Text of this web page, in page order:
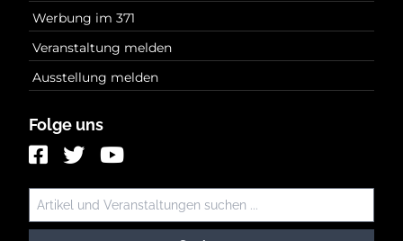
Werbung im 371
Veranstaltung melden
Ausstellung melden
Folge uns